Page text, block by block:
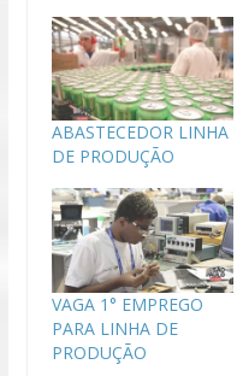
ABASTECEDOR LINHA
DE PRODUÇÃO
VAGA 1° EMPREGO
PARA LINHA DE
PRODUÇÃO